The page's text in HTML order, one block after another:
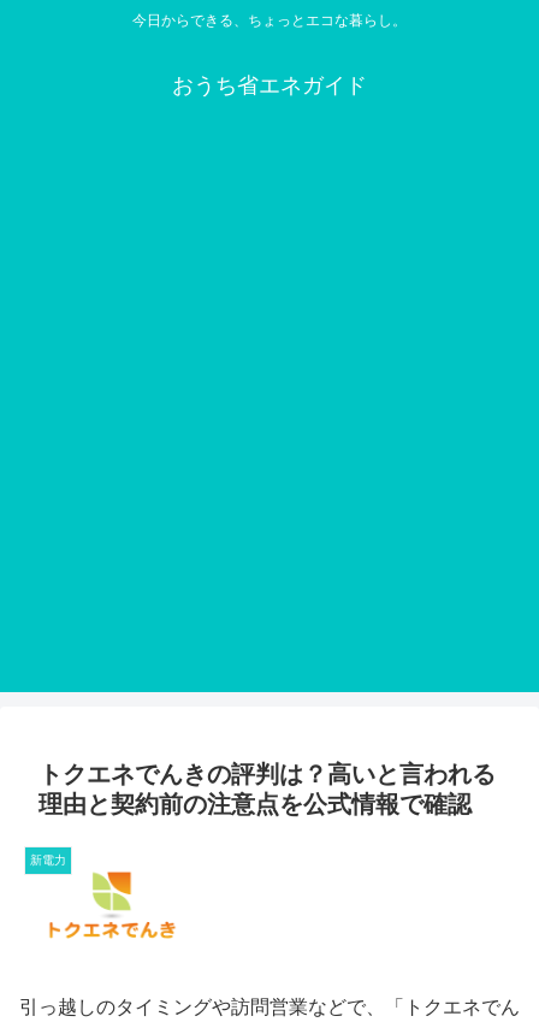
今日からできる、ちょっとエコな暮らし。
おうち省エネガイド
トクエネでんきの評判は？高いと言われる
理由と契約前の注意点を公式情報で確認
新電力
引っ越しのタイミングや訪問営業などで、「トクエネでん